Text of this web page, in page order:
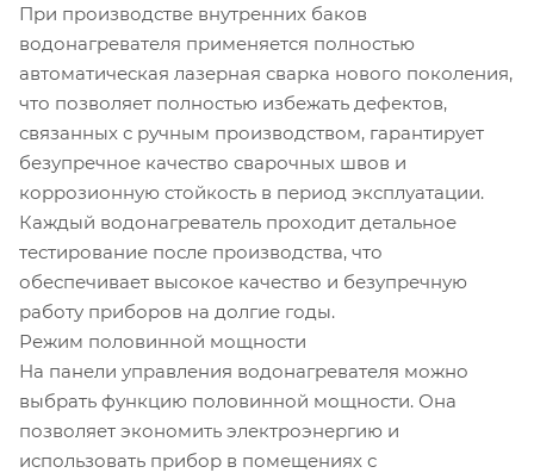
При производстве внутренних баков
водонагревателя применяется полностью
автоматическая лазерная сварка нового поколения,
что позволяет полностью избежать дефектов,
связанных с ручным производством, гарантирует
безупречное качество сварочных швов и
коррозионную стойкость в период эксплуатации.
Каждый водонагреватель проходит детальное
тестирование после производства, что
обеспечивает высокое качество и безупречную
работу приборов на долгие годы.
Режим половинной мощности
На панели управления водонагревателя можно
выбрать функцию половинной мощности. Она
позволяет экономить электроэнергию и
использовать прибор в помещениях с